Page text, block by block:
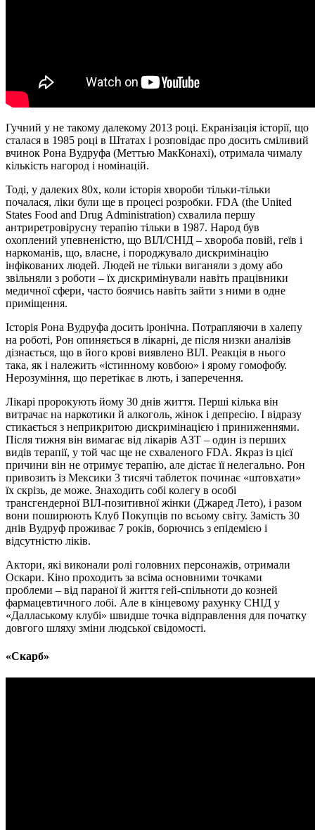
Гучний у не такому далекому 2013 році. Екранізація історії, що
сталася в 1985 році в Штатах і розповідає про досить сміливий
вчинок Рона Вудруфа (Меттью МакКонахі), отримала чималу
кількість нагород і номінацій.
Тоді, у далеких 80х, коли історія хвороби тільки-тільки
почалася, ліки були ще в процесі розробки. FDA (the United
States Food and Drug Administration) схвалила першу
антриретровірусну терапію тільки в 1987. Народ був
охоплений упевненістю, що ВІЛ/СНІД – хвороба повій, геїв і
наркоманів, що, власне, і породжувало дискримінацію
інфікованих людей. Людей не тільки виганяли з дому або
звільняли з роботи – їх дискримінували навіть працівники
медичної сфери, часто боячись навіть зайти з ними в одне
приміщення.
Історія Рона Вудруфа досить іронічна. Потрапляючи в халепу
на роботі, Рон опиняється в лікарні, де після низки аналізів
дізнається, що в його крові виявлено ВІЛ. Реакція в нього
така, як і належить «істинному ковбою» і ярому гомофобу.
Нерозуміння, що перетікає в лють, і заперечення.
Лікарі пророкують йому 30 днів життя. Перші кілька він
витрачає на наркотики й алкоголь, жінок і депресію. І відразу
стикається з неприкритою дискримінацією і приниженнями.
Після тижня він вимагає від лікарів АЗТ – один із перших
видів терапії, у той час ще не схваленого FDA. Якраз із цієї
причини він не отримує терапію, але дістає її нелегально. Рон
привозить із Мексики 3 тисячі таблеток починає «штовхати»
їх скрізь, де може. Знаходить собі колегу в особі
трансгендерної ВІЛ-позитивної жінки (Джаред Лето), і разом
вони поширюють Клуб Покупців по всьому світу. Замість 30
днів Вудруф проживає 7 років, борючись з епідемією і
відсутністю ліків.
Актори, які виконали ролі головних персонажів, отримали
Оскари. Кіно проходить за всіма основними точками
проблеми – від параної й життя гей-спільноти до козней
фармацевтичного лобі. Але в кінцевому рахунку СНІД у
«Даллаському клубі» швидше точка відправлення для початку
довгого шляху зміни людської свідомості.
«Скарб»